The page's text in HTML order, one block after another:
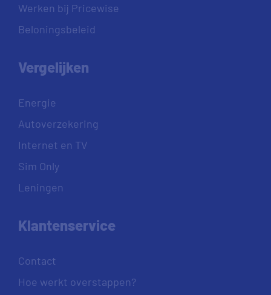
Werken bij Pricewise
Beloningsbeleid
Vergelijken
Energie
Autoverzekering
Internet en TV
Sim Only
Leningen
Klantenservice
Contact
Hoe werkt overstappen?